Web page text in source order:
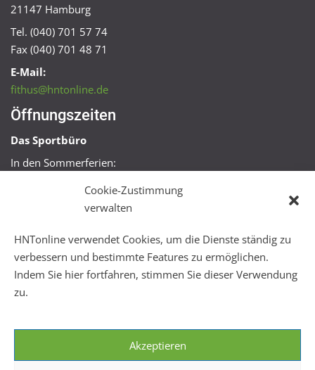
Cookie-Zustimmung
verwalten
HNTonline verwendet Cookies, um die Dienste ständig zu
verbessern und bestimmte Features zu ermöglichen.
Indem Sie hier fortfahren, stimmen Sie dieser Verwendung
zu.
Akzeptieren
21147 Hamburg
Tel. (040) 701 57 74
Fax (040) 701 48 71
E-Mail:
fithus@hntonline.de
Öffnungszeiten
Das Sportbüro
In den Sommerferien:
Mo + Mi 16:00 – 18:00 Uhr
Mo – Fr 08:00 – 22:00 Uhr
Sa + So 10:00 – 18:00 Uhr